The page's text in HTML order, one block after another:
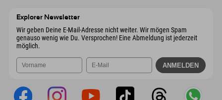
Explorer Newsletter
Wir geben Deine E-Mail-Adresse nicht weiter. Wir mögen Spam
genauso wenig wie Du. Versprochen! Eine Abmeldung ist jederzeit
möglich.